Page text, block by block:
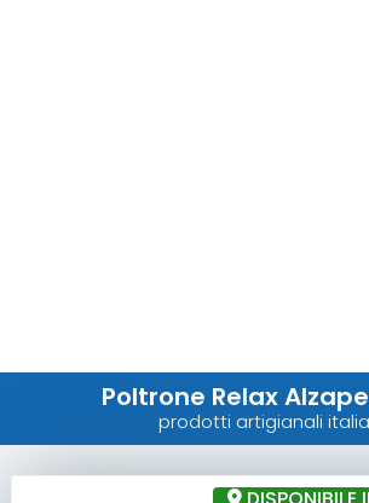
Poltrone Relax
prodotti artigianali